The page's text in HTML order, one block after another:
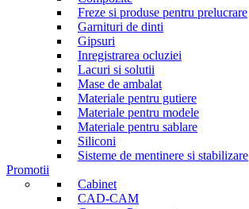
Freze si produse pentru prelucrare
Garnituri de dinti
Gipsuri
Inregistrarea ocluziei
Lacuri si solutii
Mase de ambalat
Materiale pentru gutiere
Materiale pentru modele
Materiale pentru sablare
Siliconi
Sisteme de mentinere si stabilizare
Promotii
Cabinet
CAD-CAM